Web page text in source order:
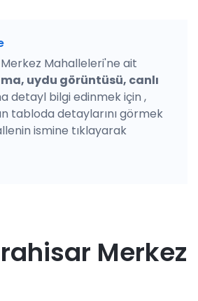
Mahalleleri'ne ait
uydu görüntüsü, canlı
detayl bilgi edinmek için ,
tabloda detaylarını görmek
ismine tıklayarak
Merkez